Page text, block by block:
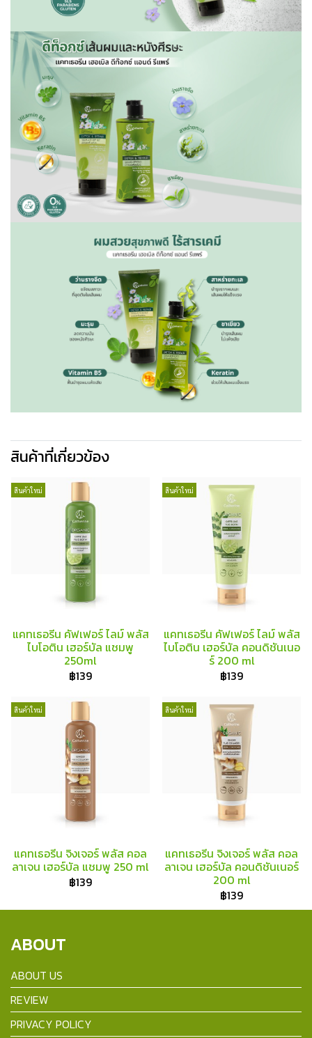
สินค้าที่เกี่ยวข้อง
สินค้าใหม่
แคทเธอรีน คัฟเฟอร์ ไลม์ พลัส
ไบโอติน เฮอร์บัล แชมพู
250ml
฿139
สินค้าใหม่
แคทเธอรีน คัฟเฟอร์ ไลม์ พลัส
ไบโอติน เฮอร์บัล คอนดิชันเนอ
ร์ 200 ml
฿139
สินค้าใหม่
แคทเธอรีน จิงเจอร์ พลัส คอล
ลาเจน เฮอร์บัล แชมพู 250 ml
฿139
สินค้าใหม่
แคทเธอรีน จิงเจอร์ พลัส คอล
ลาเจน เฮอร์บัล คอนดิชันเนอร์
200 ml
฿139
ABOUT
ABOUT US
REVIEW
PRIVACY POLICY